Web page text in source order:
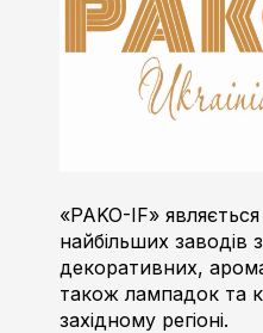
«PAKO-IF»
найбільших заводів
декоративних,
також лампадок та
західному регіоні.